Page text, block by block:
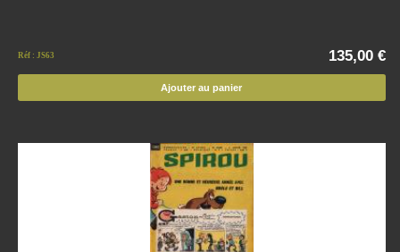
Réf : JS63 135,00 €
Ajouter au panier